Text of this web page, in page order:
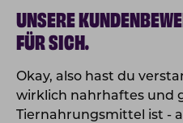
UNSERE
FÜR SICH.
Okay, also hast du
wirklich nahrhaftes und
Tiernahrungsmittel ist -